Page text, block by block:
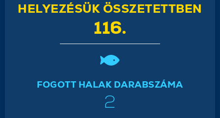
HELYEZÉSÜK ÖSSZETETTBEN
116.
FOGOTT HALAK DARABSZÁMA
2